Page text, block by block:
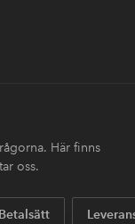
Här finns
oss.
Betalsätt